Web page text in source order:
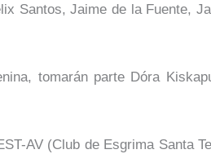
Santos, Jaime de la Fuente,
tomarán parte Dóra
AV (Club de Esgrima Santa